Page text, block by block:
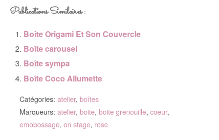
Publications Similaires :
Boîte Origami Et Son Couvercle
Boîte carousel
Boîte sympa
Boîte Coco Allumette
Catégories: atelier, boîtes
Marqueurs: atelier, boite, boite grenouille, coeur,
emobossage, on stage, rose